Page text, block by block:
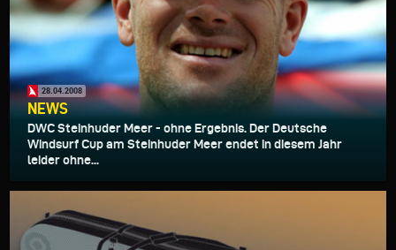
28.04.2008
NEWS
DWC Steinhuder Meer - ohne Ergebnis. Der Deutsche
Windsurf Cup am Steinhuder Meer endet in diesem Jahr
leider ohne...